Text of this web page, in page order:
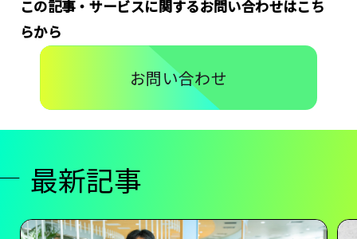
この記事・サービスに関するお問い合わせはこち
らから
お問い合わせ
最新記事